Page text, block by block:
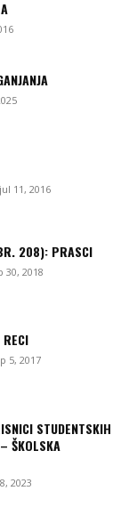
jul 11, 2016
208): PRASCI
30, 2018
5, 2017
STUDENTSKIH
ŠKOLSKA
2023